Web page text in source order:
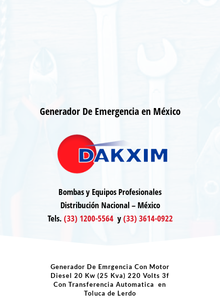
Generador De Emergencia en México
Bombas y Equipos Profesionales
Distribución Nacional – México
Tels. (33) 1200-5564y(33) 3614-0922
Generador De Emrgencia Con Motor
Diesel 20 Kw (25 Kva) 220 Volts 3f
Con Transferencia Automatica en
Toluca de Lerdo